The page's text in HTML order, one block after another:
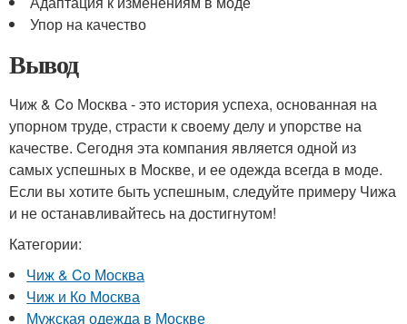
Упор на качество
Вывод
Чиж & Co Москва - это история успеха, основанная на
упорном труде, страсти к своему делу и упорстве на
качестве. Сегодня эта компания является одной из
самых успешных в Москве, и ее одежда всегда в моде.
Если вы хотите быть успешным, следуйте примеру Чижа
и не останавливайтесь на достигнутом!
Категории:
Чиж & Co Москва
Чиж и Ко Москва
Мужская одежда в Москве